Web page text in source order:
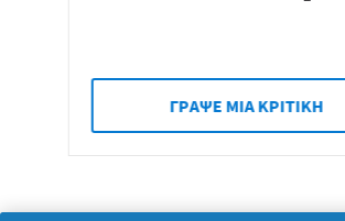
ΓΡAΨΕ ΜIΑ ΚΡΙΤΙΚH